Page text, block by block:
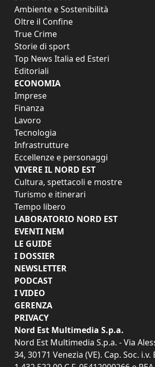
Ambiente e Sostenibilità
Oltre il Confine
True Crime
Storie di sport
Top News Italia ed Esteri
Editoriali
ECONOMIA
Imprese
Finanza
Lavoro
Tecnologia
Infrastrutture
Eccellenze e personaggi
VIVERE IL NORD EST
Cultura, spettacoli e mostre
Turismo e itinerari
Tempo libero
LABORATORIO NORD EST
EVENTI NEM
LE GUIDE
I DOSSIER
NEWSLETTER
PODCAST
I VIDEO
GERENZA
PRIVACY
Nord Est Multimedia S.p.a.
Nord Est Multimedia S.p.a. - Via
34, 30171 Venezia (VE). Cap. Soc. i.v.